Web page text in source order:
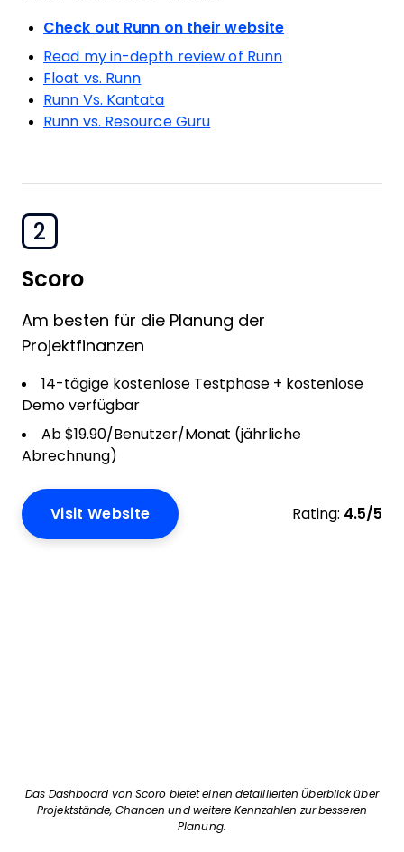
Check out Runn on their website
Read my in-depth review of Runn
Float vs. Runn
Runn Vs. Kantata
Runn vs. Resource Guru
2
Scoro
Am besten für die Planung der
Projektfinanzen
14-tägige kostenlose Testphase + kostenlose
Demo verfügbar
Ab $19.90/Benutzer/Monat (jährliche
Abrechnung)
Visit Website Rating: 4.5/5
Das Dashboard von Scoro bietet einen detaillierten Überblick über
Projektstände, Chancen und weitere Kennzahlen zur besseren
Planung.